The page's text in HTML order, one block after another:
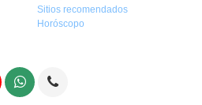
Sitios recomendados
Horóscopo